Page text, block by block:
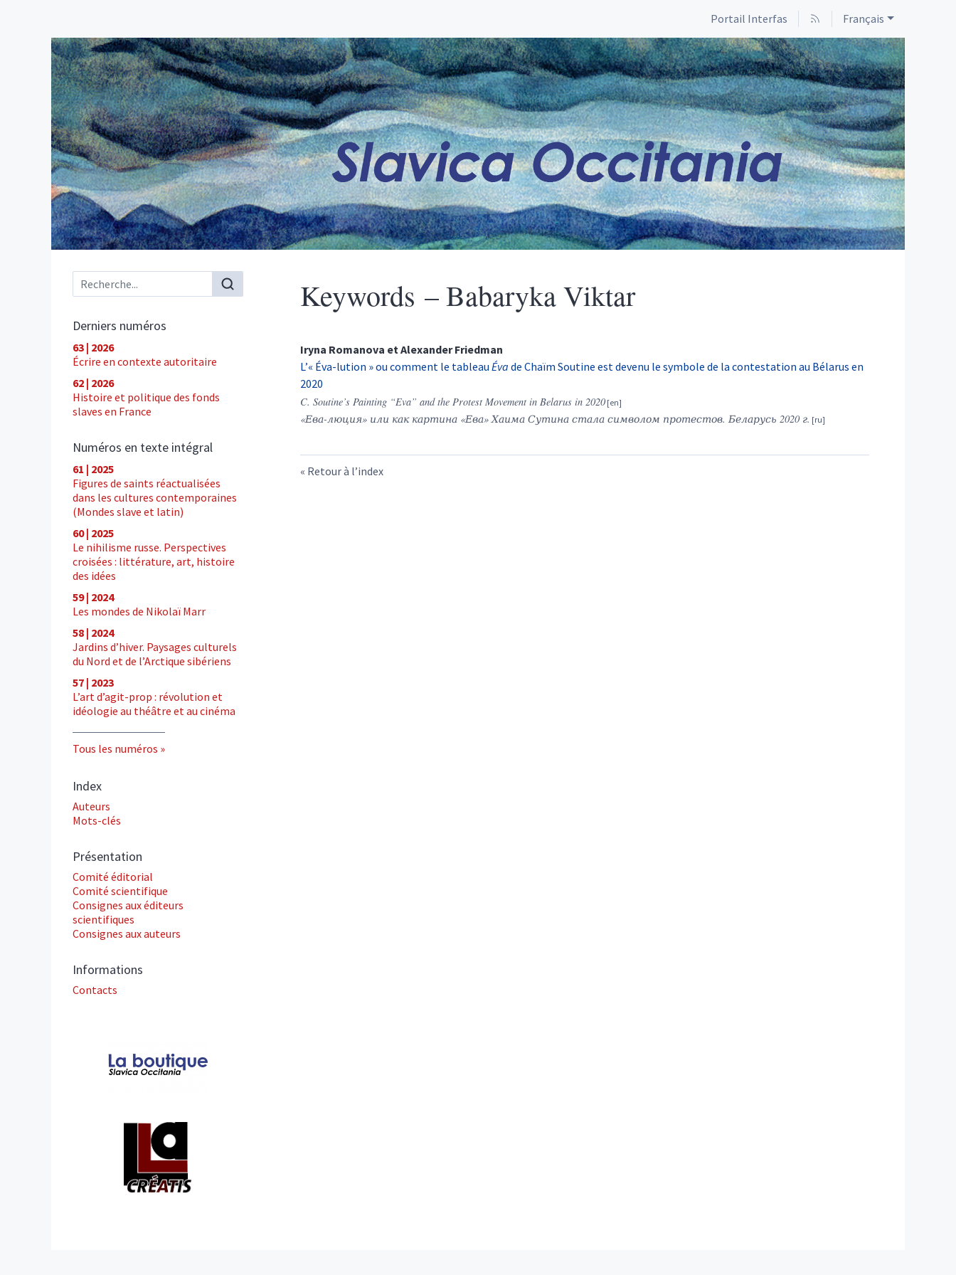
Portail Interfas Français
Menu principal
Derniers numéros
63 | 2026
Écrire en contexte autoritaire
62 | 2026
Histoire et politique des fonds
slaves en France
Numéros en texte intégral
61 | 2025
Figures de saints réactualisées
dans les cultures contemporaines
(Mondes slave et latin)
60 | 2025
Le nihilisme russe. Perspectives
croisées : littérature, art, histoire
des idées
59 | 2024
Les mondes de Nikolaï Marr
58 | 2024
Jardins d’hiver. Paysages culturels
du Nord et de l’Arctique sibériens
57 | 2023
L’art d’agit-prop : révolution et
idéologie au théâtre et au cinéma
Tous les numéros
Index
Auteurs
Mots-clés
Présentation
Comité éditorial
Comité scientifique
Consignes aux éditeurs
scientifiques
Consignes aux auteurs
Informations
Contacts
Keywords – Babaryka Viktar
Iryna Romanova et AlexanderFriedman
L’« Éva-lution » ou comment le tableau Éva de Chaïm Soutine est devenu le symbole de la contestation au Bélarus en
2020
C. Soutine’s Painting “Eva” and the Protest Movement in Belarus in 2020
«Ева-люция» или как картина «Ева» Хаима Сутина стала символом протестов. Беларусь 2020 г.
Retour à l’index